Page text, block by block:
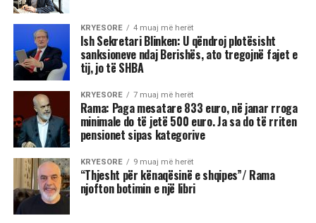
KRYESORE 4 muaj më herët
Ish Sekretari Blinken: U qëndroj plotësisht
sanksioneve ndaj Berishës, ato tregojnë fajet e
tij, jo të SHBA
KRYESORE 7 muaj më herët
Rama: Paga mesatare 833 euro, në janar rroga
minimale do të jetë 500 euro. Ja sa do të rriten
pensionet sipas kategorive
KRYESORE 9 muaj më herët
“Thjesht për kënaqësinë e shqipes”/ Rama
njofton botimin e një libri